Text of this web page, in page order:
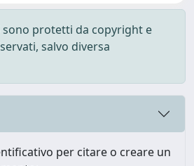
sono protetti da copyright e
salvo diversa
per citare o creare un